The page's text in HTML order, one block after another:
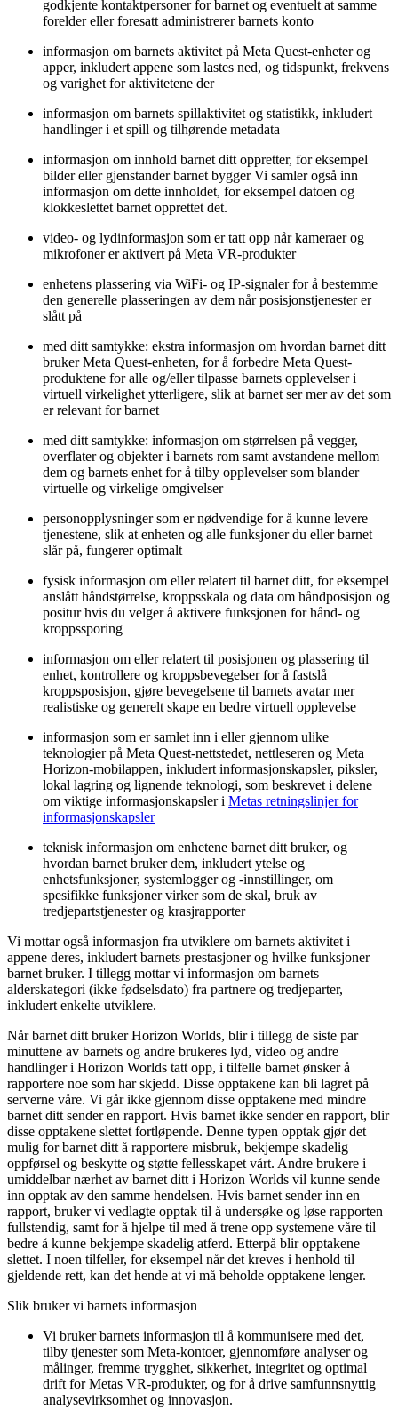
godkjente kontaktpersoner for barnet og eventuelt at samme
forelder eller foresatt administrerer barnets konto
informasjon om barnets aktivitet på Meta Quest-enheter og
apper, inkludert appene som lastes ned, og tidspunkt, frekvens
og varighet for aktivitetene der
informasjon om barnets spillaktivitet og statistikk, inkludert
handlinger i et spill og tilhørende metadata
informasjon om innhold barnet ditt oppretter, for eksempel
bilder eller gjenstander barnet bygger Vi samler også inn
informasjon om dette innholdet, for eksempel datoen og
klokkeslettet barnet opprettet det.
video- og lydinformasjon som er tatt opp når kameraer og
mikrofoner er aktivert på Meta VR-produkter
enhetens plassering via WiFi- og IP-signaler for å bestemme
den generelle plasseringen av dem når posisjonstjenester er
slått på
med ditt samtykke: ekstra informasjon om hvordan barnet ditt
bruker Meta Quest-enheten, for å forbedre Meta Quest-
produktene for alle og/eller tilpasse barnets opplevelser i
virtuell virkelighet ytterligere, slik at barnet ser mer av det som
er relevant for barnet
med ditt samtykke: informasjon om størrelsen på vegger,
overflater og objekter i barnets rom samt avstandene mellom
dem og barnets enhet for å tilby opplevelser som blander
virtuelle og virkelige omgivelser
personopplysninger som er nødvendige for å kunne levere
tjenestene, slik at enheten og alle funksjoner du eller barnet
slår på, fungerer optimalt
fysisk informasjon om eller relatert til barnet ditt, for eksempel
anslått håndstørrelse, kroppsskala og data om håndposisjon og
positur hvis du velger å aktivere funksjonen for hånd- og
kroppssporing
informasjon om eller relatert til posisjonen og plassering til
enhet, kontrollere og kroppsbevegelser for å fastslå
kroppsposisjon, gjøre bevegelsene til barnets avatar mer
realistiske og generelt skape en bedre virtuell opplevelse
informasjon som er samlet inn i eller gjennom ulike
teknologier på Meta Quest-nettstedet, nettleseren og Meta
Horizon-mobilappen, inkludert informasjonskapsler, piksler,
lokal lagring og lignende teknologi, som beskrevet i delene
om viktige informasjonskapsler i Metas retningslinjer for
informasjonskapsler
teknisk informasjon om enhetene barnet ditt bruker, og
hvordan barnet bruker dem, inkludert ytelse og
enhetsfunksjoner, systemlogger og -innstillinger, om
spesifikke funksjoner virker som de skal, bruk av
tredjepartstjenester og krasjrapporter
Vi mottar også informasjon fra utviklere om barnets aktivitet i
appene deres, inkludert barnets prestasjoner og hvilke funksjoner
barnet bruker. I tillegg mottar vi informasjon om barnets
alderskategori (ikke fødselsdato) fra partnere og tredjeparter,
inkludert enkelte utviklere.
Når barnet ditt bruker Horizon Worlds, blir i tillegg de siste par
minuttene av barnets og andre brukeres lyd, video og andre
handlinger i Horizon Worlds tatt opp, i tilfelle barnet ønsker å
rapportere noe som har skjedd. Disse opptakene kan bli lagret på
serverne våre. Vi går ikke gjennom disse opptakene med mindre
barnet ditt sender en rapport. Hvis barnet ikke sender en rapport, blir
disse opptakene slettet fortløpende. Denne typen opptak gjør det
mulig for barnet ditt å rapportere misbruk, bekjempe skadelig
oppførsel og beskytte og støtte fellesskapet vårt. Andre brukere i
umiddelbar nærhet av barnet ditt i Horizon Worlds vil kunne sende
inn opptak av den samme hendelsen. Hvis barnet sender inn en
rapport, bruker vi vedlagte opptak til å undersøke og løse rapporten
fullstendig, samt for å hjelpe til med å trene opp systemene våre til
bedre å kunne bekjempe skadelig atferd. Etterpå blir opptakene
slettet. I noen tilfeller, for eksempel når det kreves i henhold til
gjeldende rett, kan det hende at vi må beholde opptakene lenger.
Slik bruker vi barnets informasjon
Vi bruker barnets informasjon til å kommunisere med det,
tilby tjenester som Meta-kontoer, gjennomføre analyser og
målinger, fremme trygghet, sikkerhet, integritet og optimal
drift for Metas VR-produkter, og for å drive samfunnsnyttig
analysevirksomhet og innovasjon.